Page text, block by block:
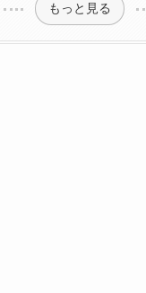
もっと見る